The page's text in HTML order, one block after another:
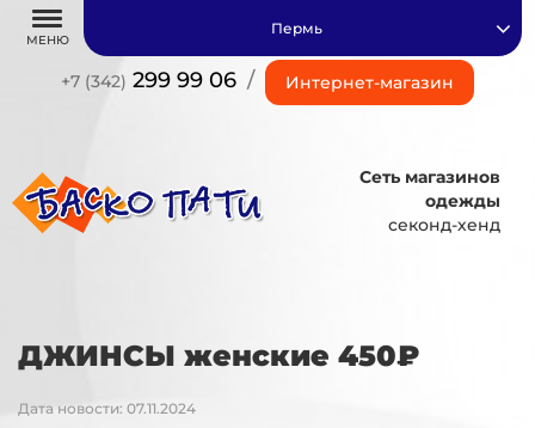
МЕНЮ
+7 (342) 299 99 06 / Интернет-магазин
Пермь
Сеть магазинов
одежды
секонд-хенд
ДЖИНСЫ женские 450₽
Дата новости: 07.11.2024